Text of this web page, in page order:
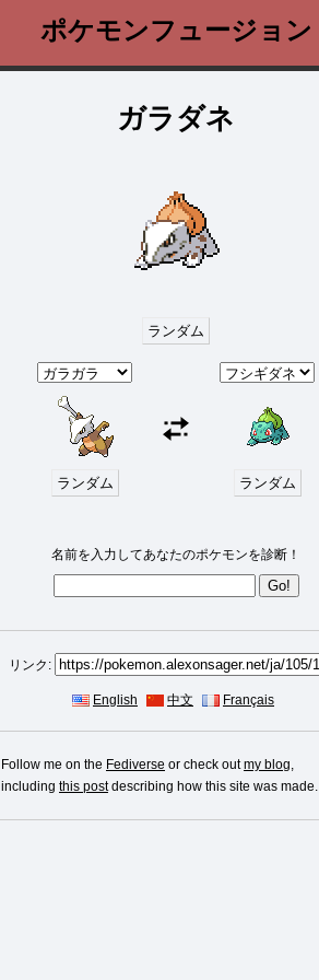
ポケモンフュージョン
ガラダネ
ランダム
ランダム ランダム
名前を入力してあなたのポケモンを診断！
リンク:
English 中文 Français
Follow me on the Fediverse or check outmy blog,
including this postdescribing how this site was made.